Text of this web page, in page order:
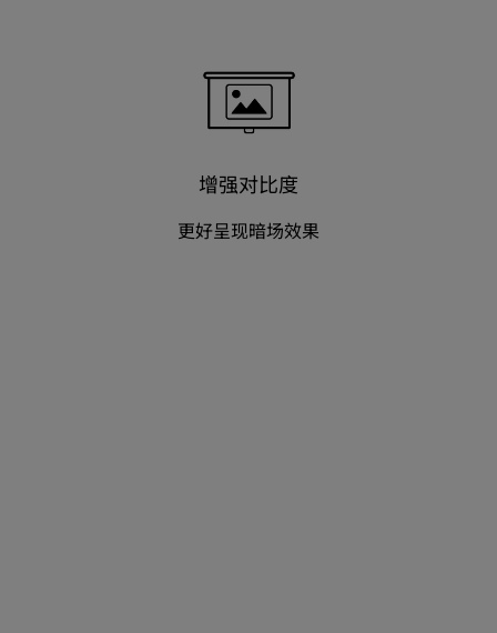
增强对比度
更好呈现暗场效果